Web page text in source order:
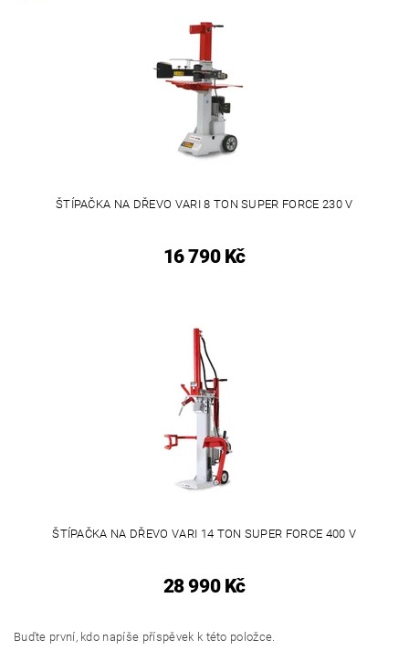
ŠTÍPAČKA NA DŘEVO VARI 8 TON SUPER FORCE 230 V
16 790 Kč
ŠTÍPAČKA NA DŘEVO VARI 14 TON SUPER FORCE 400 V
28 990 Kč
Buďte první, kdo napíše příspěvek k této položce.